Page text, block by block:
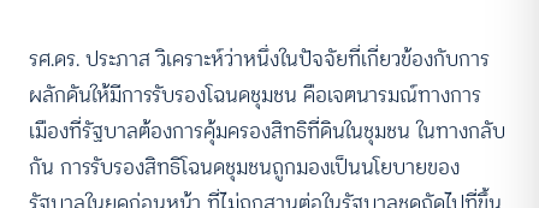
รศ.ดร. ประภาส วิเคราะห์ว่าหนึ่งในปัจจัยที่เกี่ยวข้องกับการ
ผลักดันให้มีการรับรองโฉนดชุมชน คือเจตนารมณ์ทางการ
เมืองที่รัฐบาลต้องการคุ้มครองสิทธิที่ดินในชุมชน ในทางกลับ
กัน การรับรองสิทธิโฉนดชุมชนถูกมองเป็นนโยบายของ